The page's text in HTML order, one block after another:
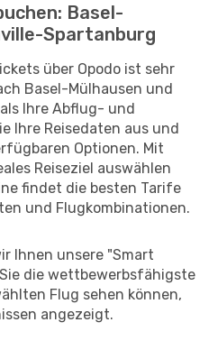
Basel-
Spartanburg
über Opodo ist sehr
Basel-Mülhausen und
Ihre Abflug- und
Ihre Reisedaten aus und
Optionen. Mit
Reiseziel auswählen
findet die besten Tarife
und Flugkombinationen.
Ihnen unsere "Smart
die wettbewerbsfähigste
Flug sehen können,
angezeigt.